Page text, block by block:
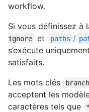
workflow.
Si vous définissez à
ignore
et paths /
s’exécute
satisfaits.
Les mots clés
acceptent les
caractères tels que
*